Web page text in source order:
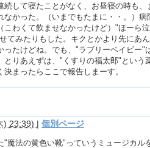
続して寝たことがなく、お昼寝の時も
なかった。（いまでもたまに・・。）
こわくて飲ませなかったけど）"ほーら
てみたりもした。キクとかより先にあ
ったけどね。でも、"ラブリーベイビー"
とりあえずは、"くすりの福太郎"という
まったらここで報告しまーす。
) 23:39) | 個別ページ
"魔法の黄色い靴"っていうミュージカル